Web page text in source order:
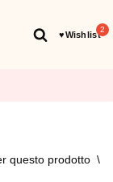
♥︎Wishlist
questo prodotto \